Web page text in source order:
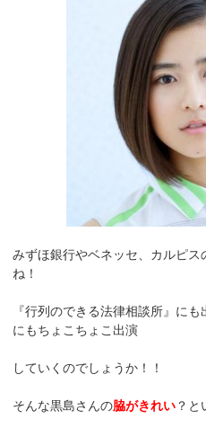
みずほ銀行やベネッセ、カルピ
ね！
『行列のできる法律相談所』に
にもちょこちょこ出演
していくのでしょうか！！
そんな黒島さんの脇がきれい ？と